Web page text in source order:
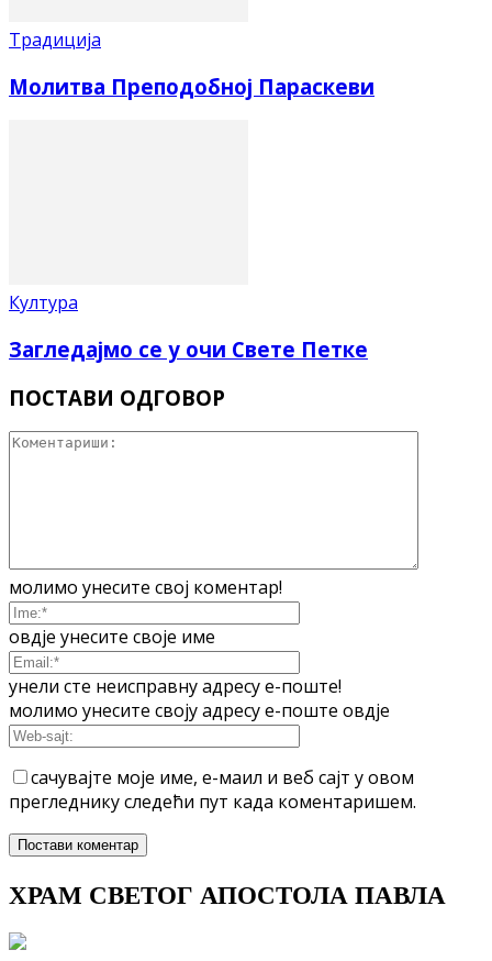
Традиција
Молитва Преподобној Параскеви
Култура
Загледајмо се у очи Свете Петке
ПОСТАВИ ОДГОВОР
молимо унесите свој коментар!
овдје унесите своје име
унели сте неисправну адресу е-поште!
молимо унесите своју адресу е-поште овдје
сачувајте моје име, е-маил и веб сајт у овом
прегледнику следећи пут када коментаришем.
ХРАМ СВЕТОГ АПОСТОЛА ПАВЛА